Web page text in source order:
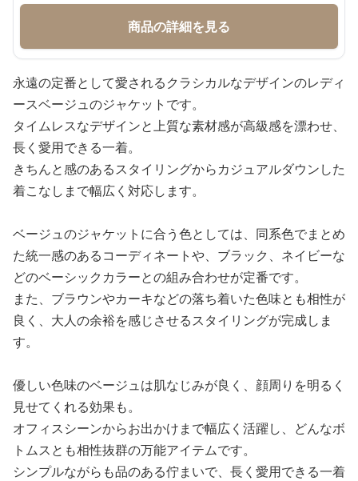
商品の詳細を見る
永遠の定番として愛されるクラシカルなデザインのレディ
ースベージュのジャケットです。
タイムレスなデザインと上質な素材感が高級感を漂わせ、
長く愛用できる一着。
きちんと感のあるスタイリングからカジュアルダウンした
着こなしまで幅広く対応します。
ベージュのジャケットに合う色としては、同系色でまとめ
た統一感のあるコーディネートや、ブラック、ネイビーな
どのベーシックカラーとの組み合わせが定番です。
また、ブラウンやカーキなどの落ち着いた色味とも相性が
良く、大人の余裕を感じさせるスタイリングが完成しま
す。
優しい色味のベージュは肌なじみが良く、顔周りを明るく
見せてくれる効果も。
オフィスシーンからお出かけまで幅広く活躍し、どんなボ
トムスとも相性抜群の万能アイテムです。
シンプルながらも品のある佇まいで、長く愛用できる一着